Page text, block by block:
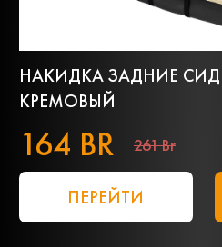
НАКИДКА ЗАДНИЕ
КРЕМОВЫЙ
164 BR 261 Br
ПЕРЕЙТИ